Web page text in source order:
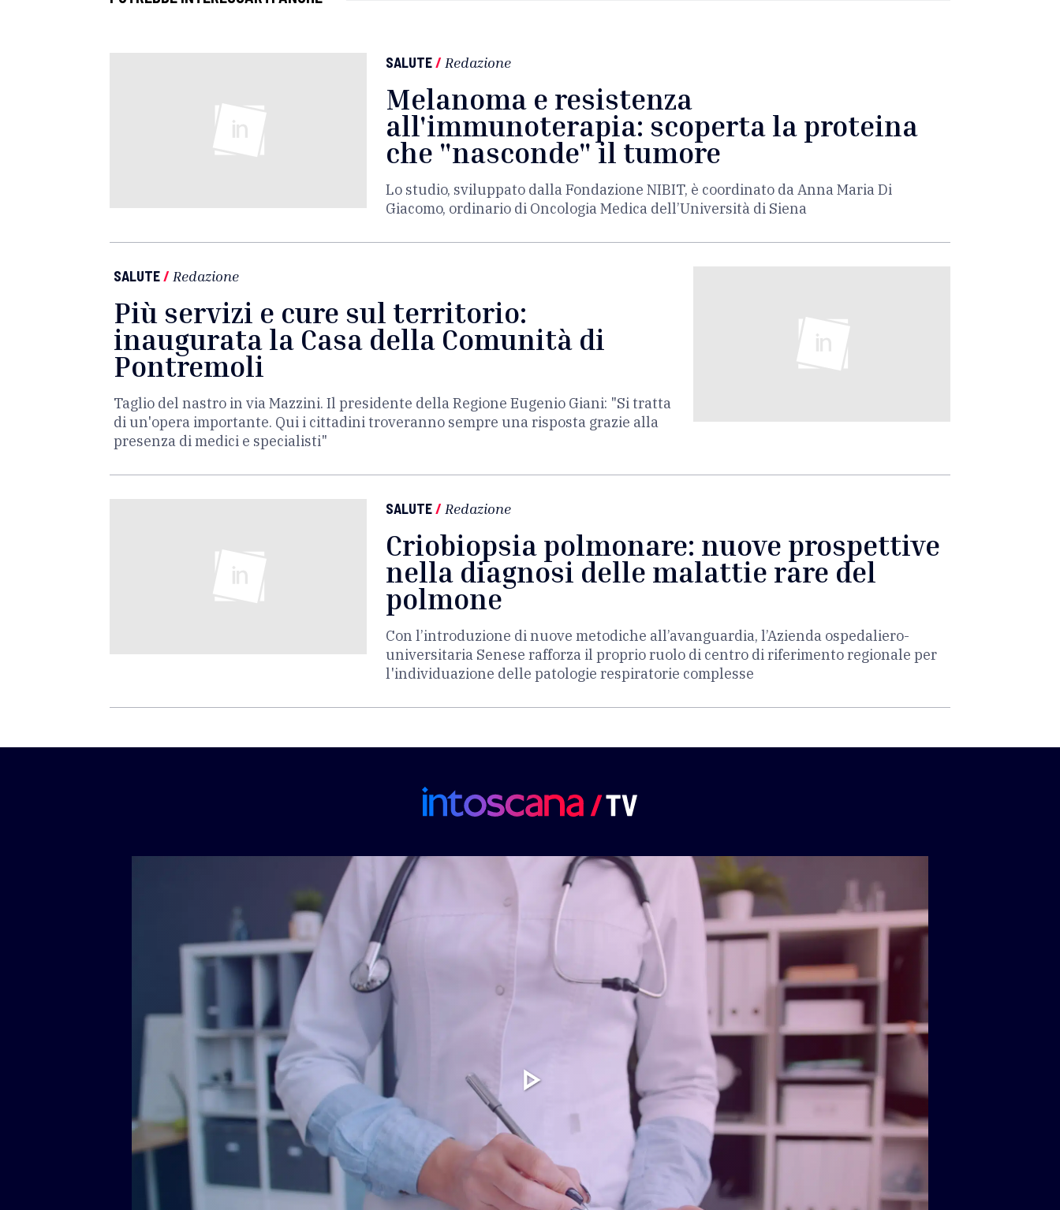
SALUTE/ Redazione
Melanoma e resistenza
all'immunoterapia: scoperta la proteina
che "nasconde" il tumore
Lo studio, sviluppato dalla Fondazione NIBIT, è coordinato da Anna Maria Di
Giacomo, ordinario di Oncologia Medica dell’Università di Siena
SALUTE/ Redazione
Più servizi e cure sul territorio:
inaugurata la Casa della Comunità di
Pontremoli
Taglio del nastro in via Mazzini. Il presidente della Regione Eugenio Giani: "Si tratta
di un'opera importante. Qui i cittadini troveranno sempre una risposta grazie alla
presenza di medici e specialisti"
SALUTE/ Redazione
Criobiopsia polmonare: nuove prospettive
nella diagnosi delle malattie rare del
polmone
Con l’introduzione di nuove metodiche all’avanguardia, l’Azienda ospedaliero-
universitaria Senese rafforza il proprio ruolo di centro di riferimento regionale per
l'individuazione delle patologie respiratorie complesse